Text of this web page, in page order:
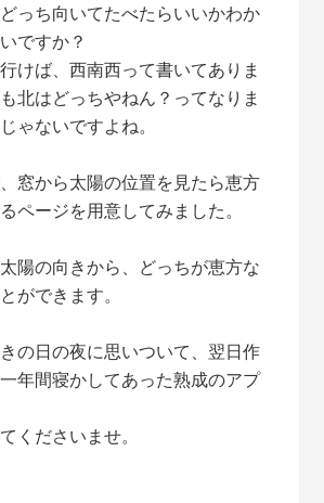
っち向いてたべたらいいかわか
ですか？
けば、西南西って書いてありま
北はどっちやねん？ってなりま
ゃないですよね。
窓から太陽の位置を見たら恵方
ページを用意してみました。
陽の向きから、どっちが恵方な
ができます。
の日の夜に思いついて、翌日作
年間寝かしてあった熟成のアプ
くださいませ。